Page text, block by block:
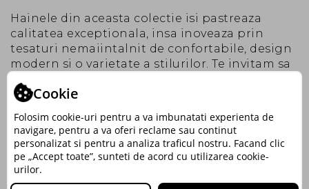
Cookie
Folosim cookie-uri pentru a va imbunatati experienta de
navigare, pentru a va oferi reclame sau continut
personalizat si pentru a analiza traficul nostru. Facand clic
pe „Accept toate”, sunteti de acord cu utilizarea cookie-
urilor.
Hainele din aceasta colectie isi pastreaza
calitatea exceptionala, insa inoveaza prin
tesaturi nemaiintalnit de confortabile, design
modern si o varietate a stilurilor. Te invitam sa
camasile de o finete incredibila care se
desigur, blugii pe comanda, pe care ii poti
personaliza asa cum iti doresti.
In colectia
imaginatia sunt elemente cheie si de aceea iti